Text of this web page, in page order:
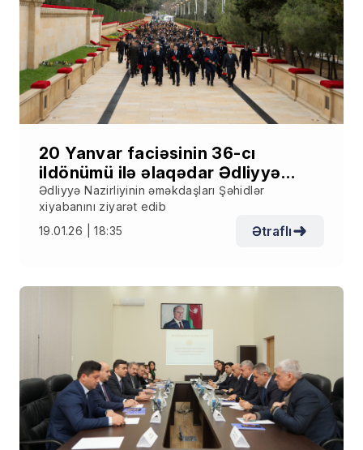
20 Yanvar faciəsinin 36-cı
ildönümü ilə əlaqədar Ədliyyə
Nazirliyinin əməkdaşları Şəhidlər
xiyabanını ziyarət edib
Ədliyyə Nazirliyinin əməkdaşları Şəhidlər
xiyabanını ziyarət edib
19.01.26 | 18:35
Ətraflı